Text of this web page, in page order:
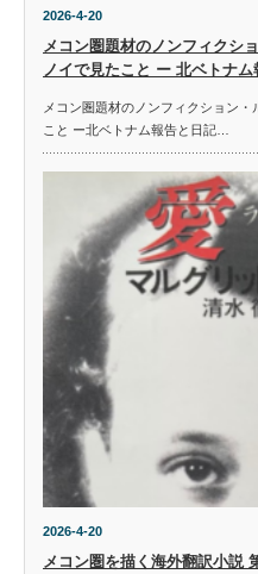
2026-4-20
メコン圏題材のノンフィクシ
ノイで見たこと ー 北ベトナム
メコン圏題材のノンフィクション
こと ー北ベトナム報告と日記…
2026-4-20
メコン圏を描く海外翻訳小説